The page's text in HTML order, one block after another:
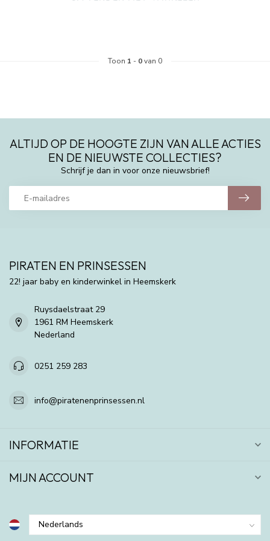
Toon 1 - 0van 0
ALTIJD OP DE HOOGTE ZIJN VAN ALLE ACTIES
EN DE NIEUWSTE COLLECTIES?
Schrijf je dan in voor onze nieuwsbrief!
PIRATEN EN PRINSESSEN
22! jaar baby en kinderwinkel in Heemskerk
Ruysdaelstraat 29
1961 RM Heemskerk
Nederland
0251 259 283
info@piratenenprinsessen.nl
INFORMATIE
MIJN ACCOUNT